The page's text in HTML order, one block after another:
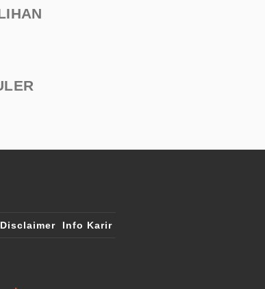
Disclaimer Info Karir